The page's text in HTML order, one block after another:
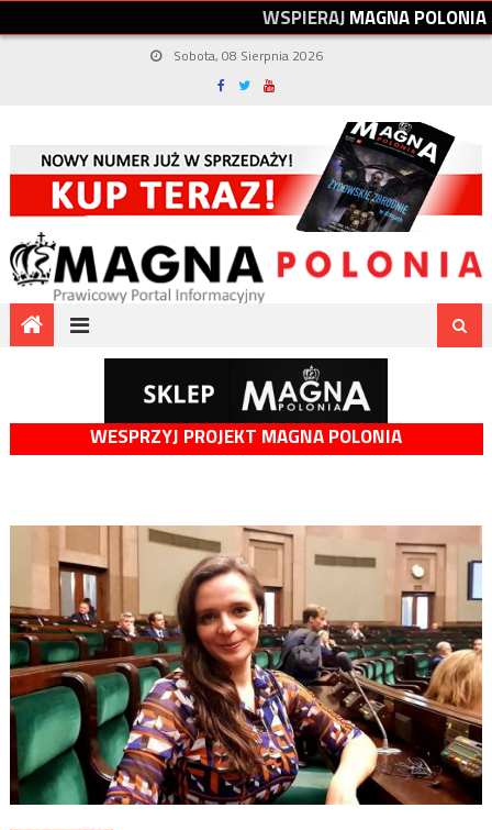
WSPIERAJMAGNAPOLONIA
Sobota, 08 Sierpnia 2026
WESPRZYJ PROJEKT MAGNA POLONIA